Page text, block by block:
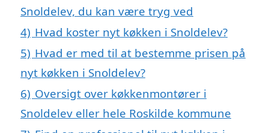
Snoldelev, du kan være tryg ved
4) Hvad koster nyt køkken i Snoldelev?
5) Hvad er med til at bestemme prisen på
nyt køkken i Snoldelev?
6) Oversigt over køkkenmontører i
Snoldelev eller hele Roskilde kommune